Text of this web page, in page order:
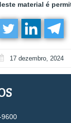
material é
17 dezembro, 2024
9600